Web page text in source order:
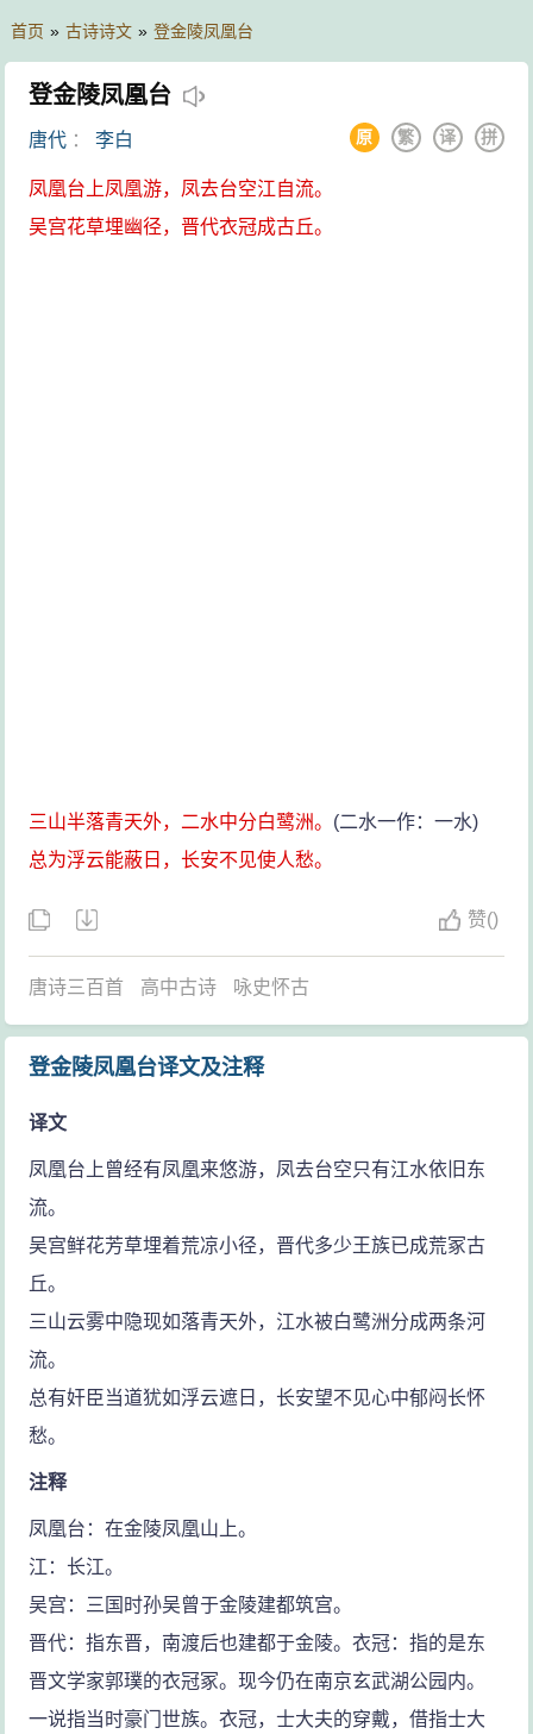
首页 » 古诗诗文 » 登金陵凤凰台
登金陵凤凰台
唐代 ：李白 拼
译
繁
原
凤凰台上凤凰游，凤去台空江自流。
吴宫花草埋幽径，晋代衣冠成古丘。
三山半落青天外，二水中分白鹭洲。 (二水一作：一水)
总为浮云能蔽日，长安不见使人愁。
赞()
唐诗三百首 高中古诗 咏史怀古
登金陵凤凰台译文及注释
译文
凤凰台上曾经有凤凰来悠游，凤去台空只有江水依旧东
流。
吴宫鲜花芳草埋着荒凉小径，晋代多少王族已成荒冢古
丘。
三山云雾中隐现如落青天外，江水被白鹭洲分成两条河
流。
总有奸臣当道犹如浮云遮日，长安望不见心中郁闷长怀
愁。
注释
凤凰台：在金陵凤凰山上。
江：长江。
吴宫：三国时孙吴曾于金陵建都筑宫。
晋代：指东晋，南渡后也建都于金陵。衣冠：指的是东
晋文学家郭璞的衣冠冢。现今仍在南京玄武湖公园内。
一说指当时豪门世族。衣冠，士大夫的穿戴，借指士大